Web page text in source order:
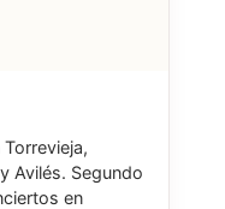
Avilés. Segundo
en